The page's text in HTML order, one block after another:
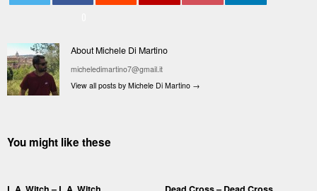
About Michele Di Martino
micheledimartino7@gmail.it
View all posts by Michele Di Martino →
You might like these